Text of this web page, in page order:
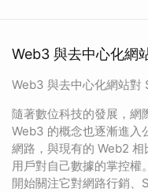
Web3 與去中心化網
Web3 與去中心化網站對
隨著數位科技的發展，網
Web3 的概念也逐漸進入
網路，與現有的 Web2
用戶對自己數據的掌控權
開始關注它對網路行銷、